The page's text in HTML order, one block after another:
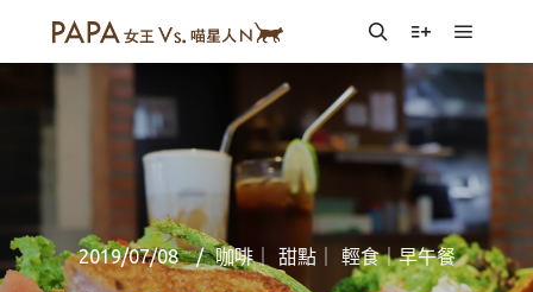
SearchMore info
Main
2019/07/08 咖啡｜ 甜點｜ 輕食｜早午餐